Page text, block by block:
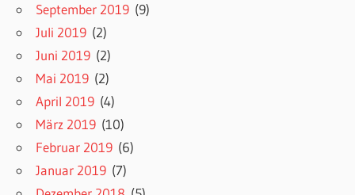
September 2019 (9)
Juli 2019 (2)
Juni 2019 (2)
Mai 2019 (2)
April 2019 (4)
März 2019 (10)
Februar 2019 (6)
Januar 2019 (7)